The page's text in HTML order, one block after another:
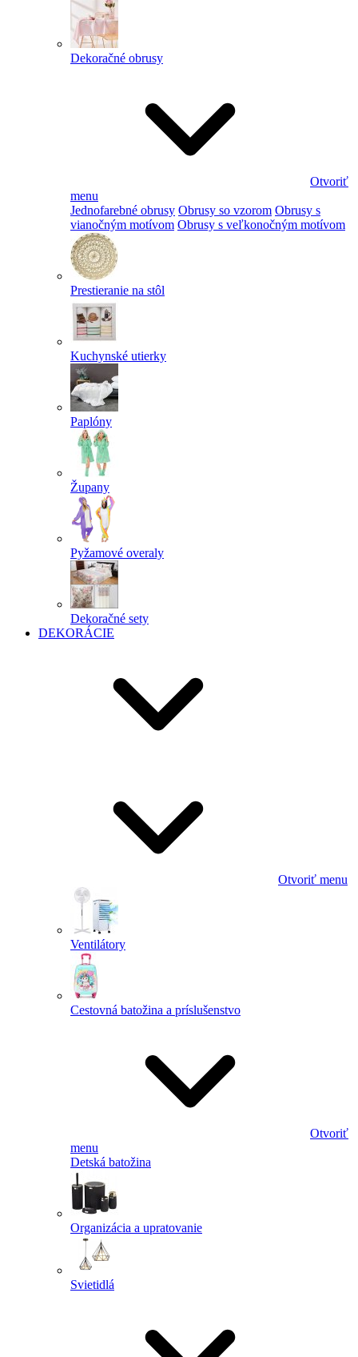
Dekoračné obrusy
Otvoriť
menu
Jednofarebné obrusy Obrusy so vzorom Obrusy s
vianočným motívom Obrusy s veľkonočným motívom
Prestieranie na stôl
Kuchynské utierky
Paplóny
Župany
Pyžamové overaly
Dekoračné sety
DEKORÁCIE
Otvoriť menu
Ventilátory
Cestovná batožina a príslušenstvo
Otvoriť
menu
Detská batožina
Organizácia a upratovanie
Svietidlá